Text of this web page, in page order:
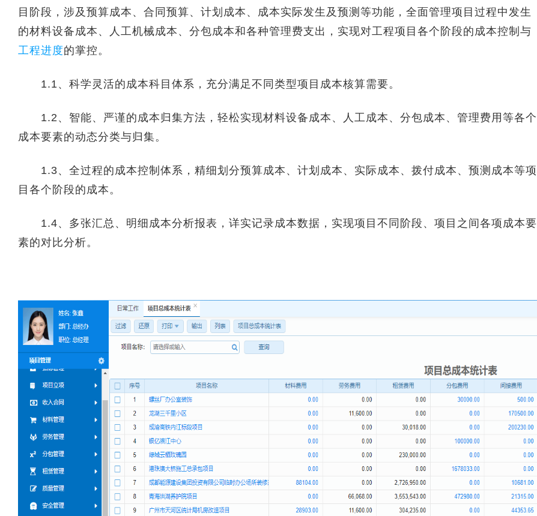
目阶段，涉及预算成本、合同预算、计划成本、成本实际发生及预测等功能，全面管理项目过程中发生
的材料设备成本、人工机械成本、分包成本和各种管理费支出，实现对工程项目各个阶段的成本控制与
工程进度的掌控。
1.1、科学灵活的成本科目体系，充分满足不同类型项目成本核算需要。
1.2、智能、严谨的成本归集方法，轻松实现材料设备成本、人工成本、分包成本、管理费用等各个
成本要素的动态分类与归集。
1.3、全过程的成本控制体系，精细划分预算成本、计划成本、实际成本、拨付成本、预测成本等项
目各个阶段的成本。
1.4、多张汇总、明细成本分析报表，详实记录成本数据，实现项目不同阶段、项目之间各项成本要
素的对比分析。